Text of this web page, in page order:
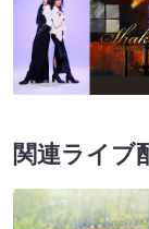
関連ライブ